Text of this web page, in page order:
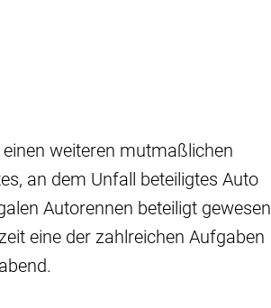
weiteren mutmaßlichen
an dem Unfall beteiligtes Auto
Autorennen beteiligt gewesen
eine der zahlreichen Aufgaben